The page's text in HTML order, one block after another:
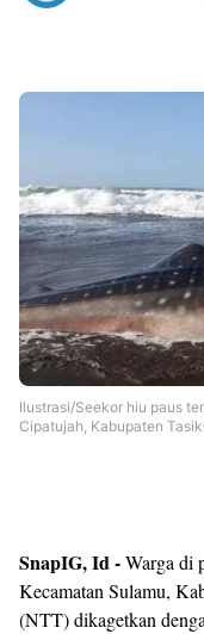
Ilustrasi/Seekor hiu paus
Cipatujah, Kabupaten
SnapIG, Id -Warga di
Kecamatan Sulamu,
(NTT) dikagetkan